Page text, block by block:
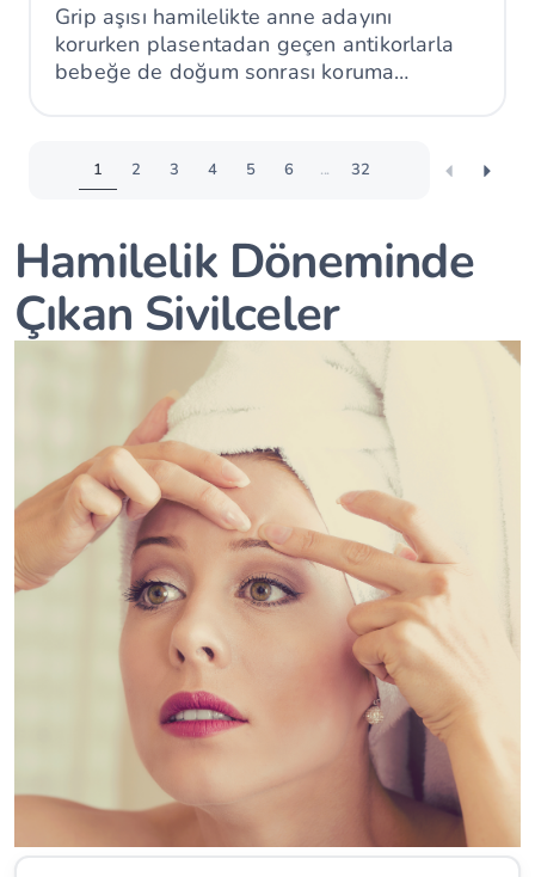
Grip aşısı hamilelikte anne adayını
korurken plasentadan geçen antikorlarla
bebeğe de doğum sonrası koruma
1 2 3 4 5 6 ... 32
Hamilelik Döneminde
Çıkan Sivilceler